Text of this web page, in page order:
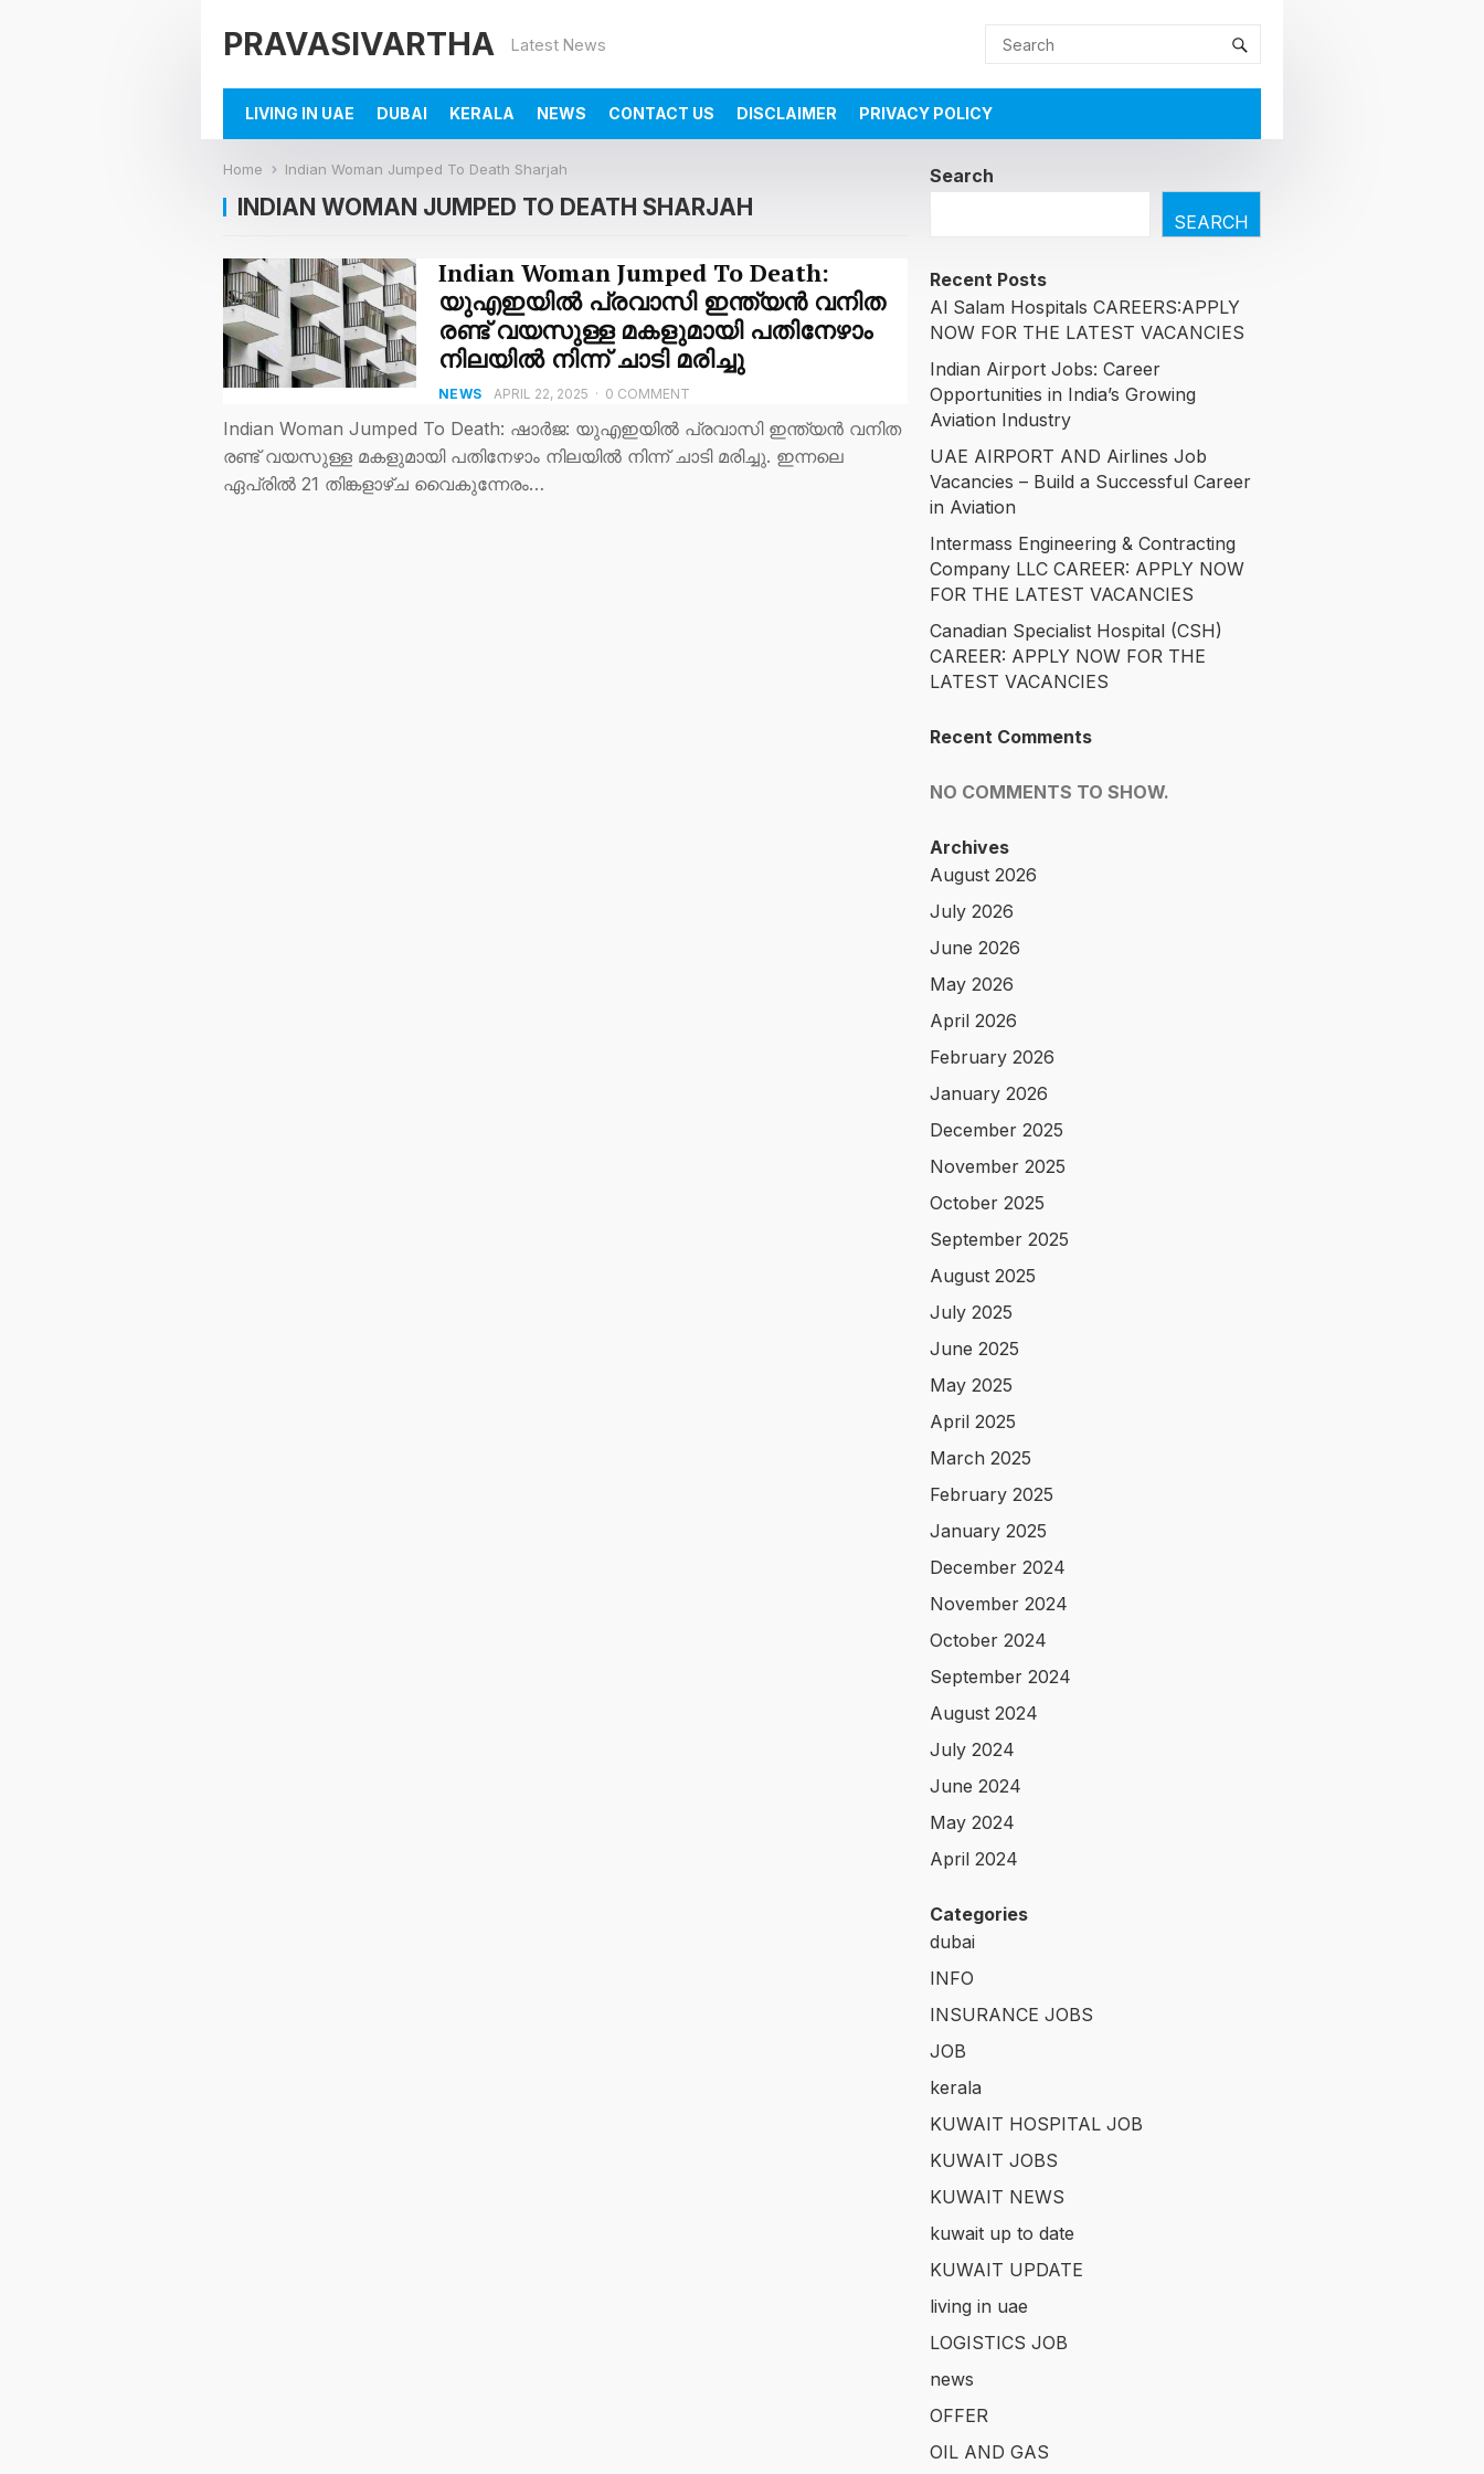
PRAVASIVARTHA Latest News
LIVING IN UAE DUBAI KERALA NEWS CONTACT US DISCLAIMER PRIVACY POLICY
Home Indian Woman Jumped To Death Sharjah
INDIAN WOMAN JUMPED TO DEATH SHARJAH
Indian Woman Jumped To Death:
യുഎഇയിൽ പ്രവാസി ഇന്ത്യൻ വനിത
രണ്ട് വയസുള്ള മകളുമായി പതിനേഴാം
നിലയിൽ നിന്ന് ചാടി മരിച്ചു
NEWS APRIL 22, 2025 · 0 COMMENT
Indian Woman Jumped To Death: ഷാര്‍ജ: യുഎഇയിൽ പ്രവാസി ഇന്ത്യൻ വനിത
രണ്ട് വയസുള്ള മകളുമായി പതിനേഴാം നിലയിൽ നിന്ന് ചാടി മരിച്ചു. ഇന്നലെ
ഏപ്രിൽ 21 തിങ്കളാഴ്ച വൈകുന്നേരം…
Search
SEARCH
Recent Posts
Al Salam Hospitals CAREERS:APPLY
NOW FOR THE LATEST VACANCIES
Indian Airport Jobs: Career
Opportunities in India’s Growing
Aviation Industry
UAE AIRPORT AND Airlines Job
Vacancies – Build a Successful Career
in Aviation
Intermass Engineering & Contracting
Company LLC CAREER: APPLY NOW
FOR THE LATEST VACANCIES
Canadian Specialist Hospital (CSH)
CAREER: APPLY NOW FOR THE
LATEST VACANCIES
Recent Comments
NO COMMENTS TO SHOW.
Archives
August 2026
July 2026
June 2026
May 2026
April 2026
February 2026
January 2026
December 2025
November 2025
October 2025
September 2025
August 2025
July 2025
June 2025
May 2025
April 2025
March 2025
February 2025
January 2025
December 2024
November 2024
October 2024
September 2024
August 2024
July 2024
June 2024
May 2024
April 2024
Categories
dubai
INFO
INSURANCE JOBS
JOB
kerala
KUWAIT HOSPITAL JOB
KUWAIT JOBS
KUWAIT NEWS
kuwait up to date
KUWAIT UPDATE
living in uae
LOGISTICS JOB
news
OFFER
OIL AND GAS